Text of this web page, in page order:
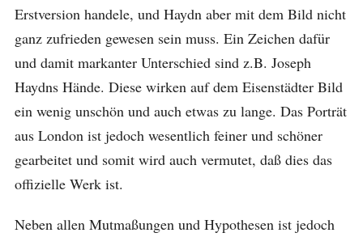
Erstversion handele, und Haydn aber mit dem Bild nicht
ganz zufrieden gewesen sein muss. Ein Zeichen dafür
und damit markanter Unterschied sind z.B. Joseph
Haydns Hände. Diese wirken auf dem Eisenstädter Bild
ein wenig unschön und auch etwas zu lange. Das Porträt
aus London ist jedoch wesentlich feiner und schöner
gearbeitet und somit wird auch vermutet, daß dies das
offizielle Werk ist.
Neben allen Mutmaßungen und Hypothesen ist jedoch